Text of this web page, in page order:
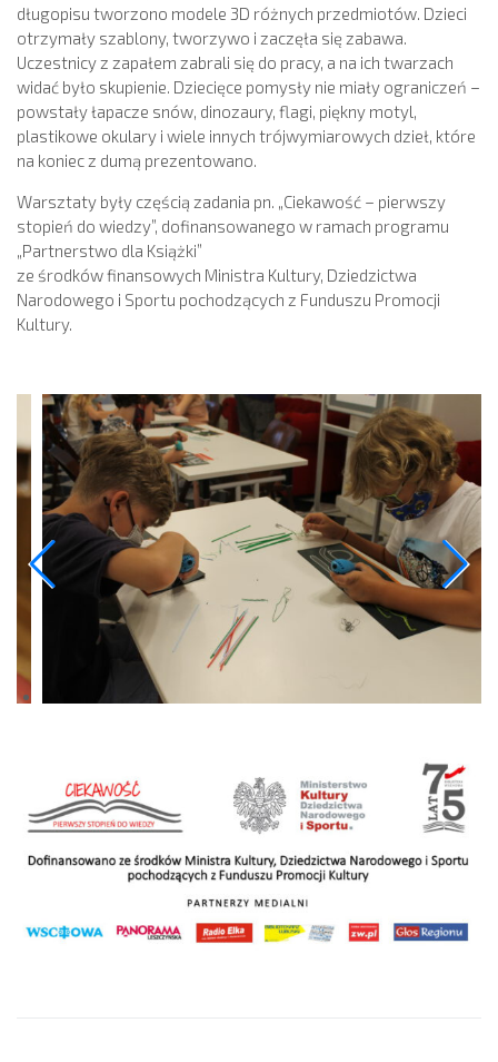
długopisu tworzono modele 3D różnych przedmiotów. Dzieci
otrzymały szablony, tworzywo i zaczęła się zabawa.
Uczestnicy z zapałem zabrali się do pracy, a na ich twarzach
widać było skupienie. Dziecięce pomysły nie miały ograniczeń –
powstały łapacze snów, dinozaury, flagi, piękny motyl,
plastikowe okulary i wiele innych trójwymiarowych dzieł, które
na koniec z dumą prezentowano.
Warsztaty były częścią zadania pn. „Ciekawość – pierwszy
stopień do wiedzy”, dofinansowanego w ramach programu
„Partnerstwo dla Książki”
ze środków finansowych Ministra Kultury, Dziedzictwa
Narodowego i Sportu pochodzących z Funduszu Promocji
Kultury.